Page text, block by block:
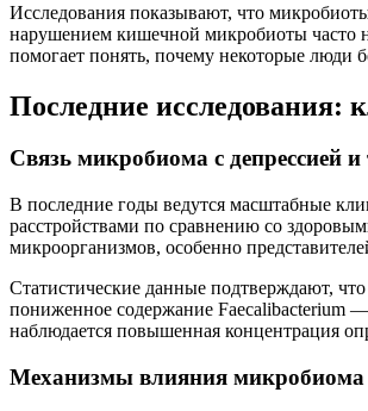
Исследования показывают, что
нарушением кишечной микробиоты часто
помогает понять, почему некоторые люди
Последние исследования:
Связь микробиома с депрессией
В последние годы ведутся масштабные
расстройствами по сравнению со
микроорганизмов, особенно
Статистические данные подтверждают,
пониженное содержание Faecalibacterium
наблюдается повышенная концентрация
Механизмы влияния микробиома